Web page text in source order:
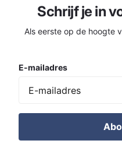
Schrijf je in
Als eerste op de hoogte
E-mailadres